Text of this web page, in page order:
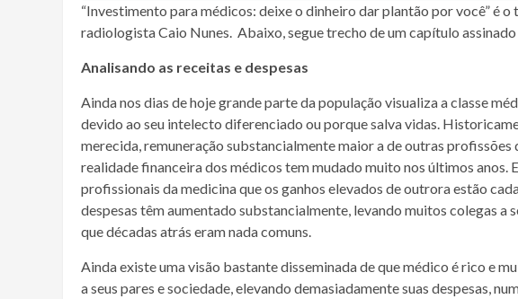
“Investimento para médicos: deixe o dinheiro dar plantão por você” é
radiologista Caio Nunes. Abaixo, segue trecho de um capítulo
Analisando as receitas e despesas
Ainda nos dias de hoje grande parte da população visualiza a classe
devido ao seu intelecto diferenciado ou porque salva vidas.
merecida, remuneração substancialmente maior a de outras
realidade financeira dos médicos tem mudado muito nos últimos anos.
profissionais da medicina que os ganhos elevados de outrora estão
despesas têm aumentado substancialmente, levando muitos colegas
que décadas atrás eram nada comuns.
Ainda existe uma visão bastante disseminada de que médico é rico e
a seus pares e sociedade, elevando demasiadamente suas despesas,